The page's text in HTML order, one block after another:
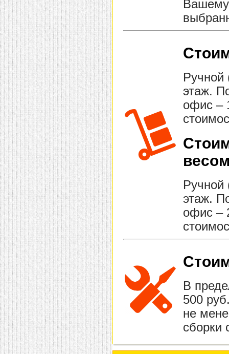
Вашему
Ручной
этаж.
офис –
Ручной
этаж.
офис –
В
500
не
сборки